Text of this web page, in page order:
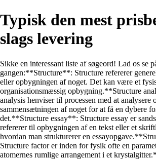
Typisk den mest
slags levering
Sikke en interessant liste af søgeord! Lad os se
gangen:**Structure**: Structure refererer
eller opbygningen af noget. Det kan være et
organisationsmæssig opbygning.**Structure
analysis henviser til processen med at analysere
sammensætningen af noget for at få en dybere
det.**Structure essay**: Structure essay er
refererer til opbygningen af en tekst eller et
hvordan man strukturerer en
Structure factor er inden for fysik ofte en
atomernes rumlige arrangement i et